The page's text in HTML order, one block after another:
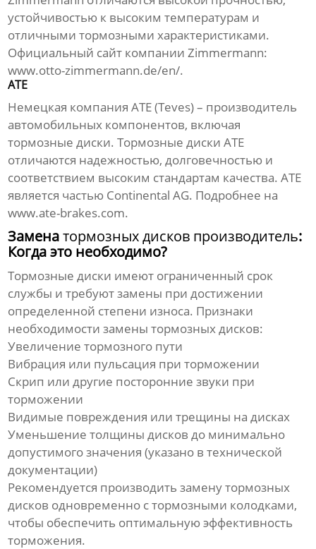
устойчивостью к высоким температурам и
отличными тормозными характеристиками.
Официальный сайт компании Zimmermann:
www.otto-zimmermann.de/en/.
ATE
Немецкая компания ATE (Teves) – производитель
автомобильных компонентов, включая
тормозные диски.Тормозные диски ATE
отличаются надежностью, долговечностью и
соответствием высоким стандартам качества. ATE
является частью Continental AG. Подробнее на
www.ate-brakes.com.
Заменатормозных дисков производитель:
Когда это необходимо?
Тормозные диски имеют ограниченный срок
службы и требуют замены при достижении
определенной степени износа. Признаки
необходимости заменытормозных дисков:
Увеличение тормозного пути
Вибрация или пульсация при торможении
Скрип или другие посторонние звуки при
торможении
Видимые повреждения или трещины на дисках
Уменьшение толщины дисков до минимально
допустимого значения (указано в технической
документации)
Рекомендуется производить заменутормозных
дисков одновременно с тормозными колодками,
чтобы обеспечить оптимальную эффективность
торможения.